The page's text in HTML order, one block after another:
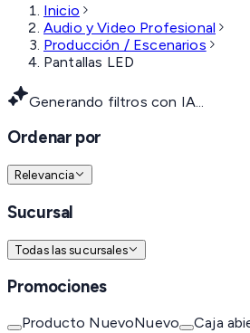
Inicio
Audio y Video Profesional
Producción / Escenarios
Pantallas LED
Generando filtros con IA...
Ordenar por
Relevancia
Sucursal
Todas las sucursales
Promociones
Producto NuevoNuevo Caja